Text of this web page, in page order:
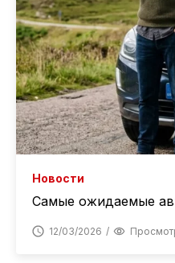
Новости
Самые ожидаемые
12/03/2026